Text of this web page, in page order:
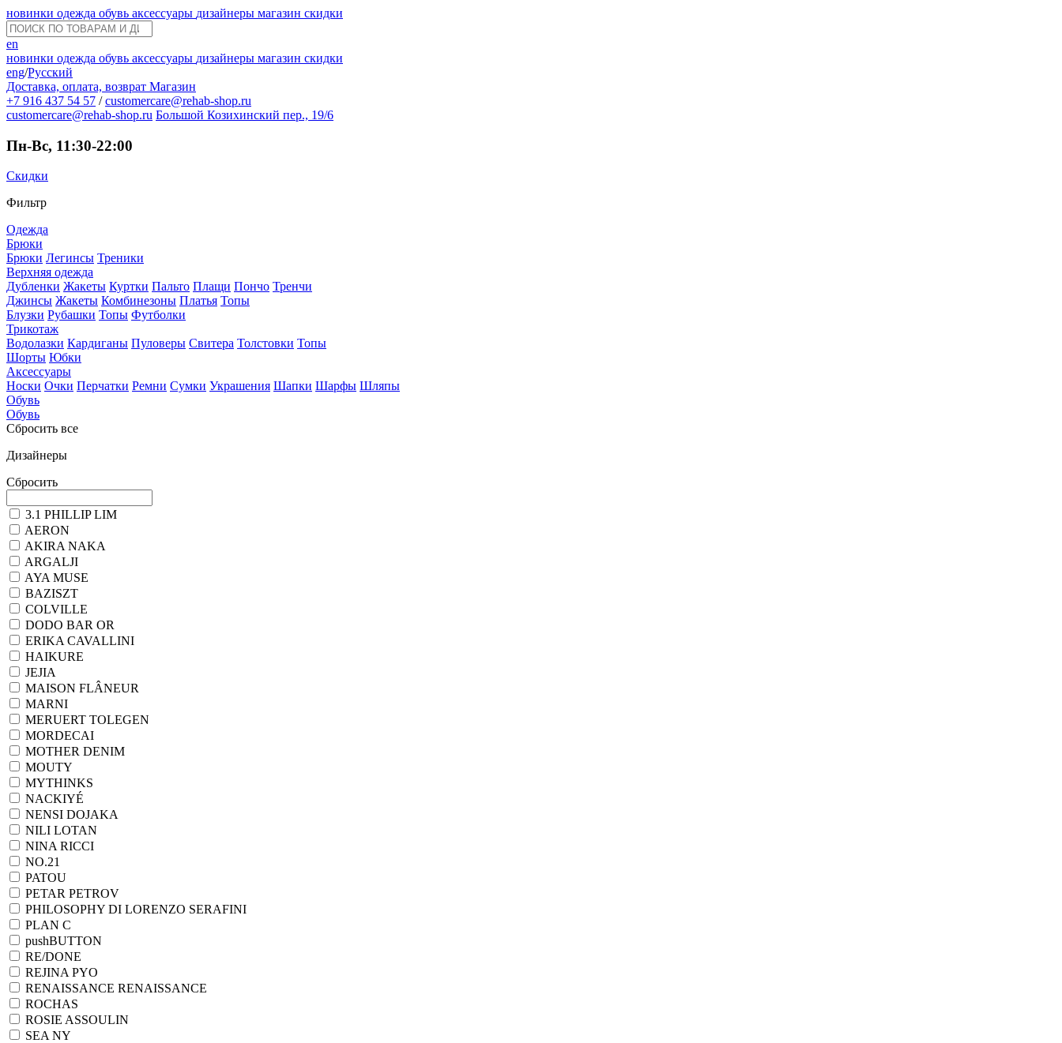
новинки одежда обувь аксессуары дизайнеры магазин скидки
en
новинки одежда обувь аксессуары дизайнеры магазин скидки
eng/Русский
Доставка, оплата, возврат Магазин
+7 916 437 54 57 / customercare@rehab-shop.ru
customercare@rehab-shop.ru Большой Козихинский пер., 19/6
Пн-Вс, 11:30-22:00
Скидки
Фильтр
Одежда
Брюки
Брюки Легинсы Треники
Верхняя одежда
Дубленки Жакеты Куртки Пальто Плащи Пончо Тренчи
Джинсы Жакеты Комбинезоны Платья Топы
Блузки Рубашки Топы Футболки
Трикотаж
Водолазки Кардиганы Пуловеры Свитера Толстовки Топы
Шорты Юбки
Аксессуары
Носки Очки Перчатки Ремни Сумки Украшения Шапки Шарфы Шляпы
Обувь
Обувь
Сбросить все
Дизайнеры
Сбросить
3.1 PHILLIP LIM
AERON
AKIRA NAKA
ARGALJI
AYA MUSE
BAZISZT
COLVILLE
DODO BAR OR
ERIKA CAVALLINI
HAIKURE
JEJIA
MAISON FLÂNEUR
MARNI
MERUERT TOLEGEN
MORDECAI
MOTHER DENIM
MOUTY
MYTHINKS
NACKIYÉ
NENSI DOJAKA
NILI LOTAN
NINA RICCI
NO.21
PATOU
PETAR PETROV
PHILOSOPHY DI LORENZO SERAFINI
PLAN C
pushBUTTON
RE/DONE
REJINA PYO
RENAISSANCE RENAISSANCE
ROCHAS
ROSIE ASSOULIN
SEA NY